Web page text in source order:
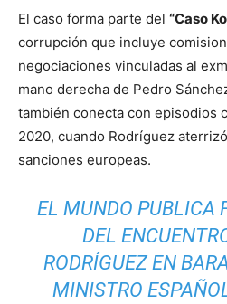
El caso forma parte del “Caso
corrupción que incluye
negociaciones vinculadas al
mano derecha de Pedro
también conecta con episodios
2020, cuando Rodríguez
sanciones europeas.
EL MUNDO PUBLICA
DEL
RODRÍGUEZ EN
MINISTRO